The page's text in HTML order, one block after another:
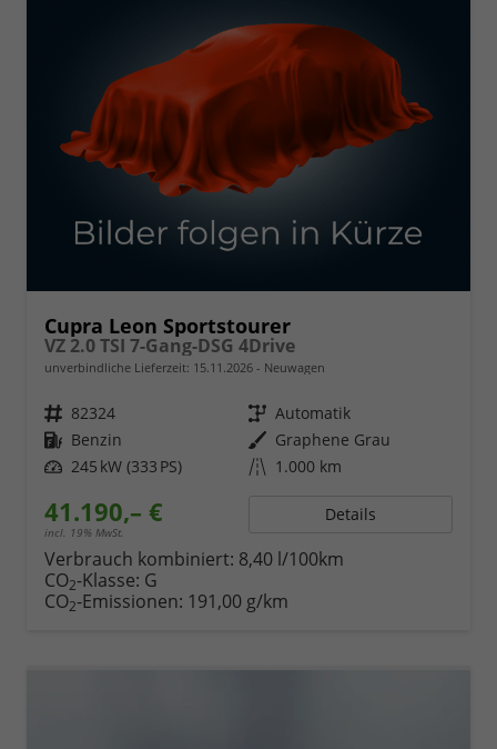
Cupra Leon Sportstourer
VZ 2.0 TSI 7-Gang-DSG 4Drive
unverbindliche Lieferzeit: 15.11.2026 Neuwagen
Fahrzeugnr. 82324 Getriebe Automatik
Kraftstoff Benzin Außenfarbe Graphene Grau
Leistung 245 kW (333 PS) Kilometerstand 1.000 km
41.190,– €
incl. 19% MwSt.
Details
Verbrauch kombiniert: 8,40 l/100km
CO2-Klasse: G
CO2-Emissionen: 191,00 g/km